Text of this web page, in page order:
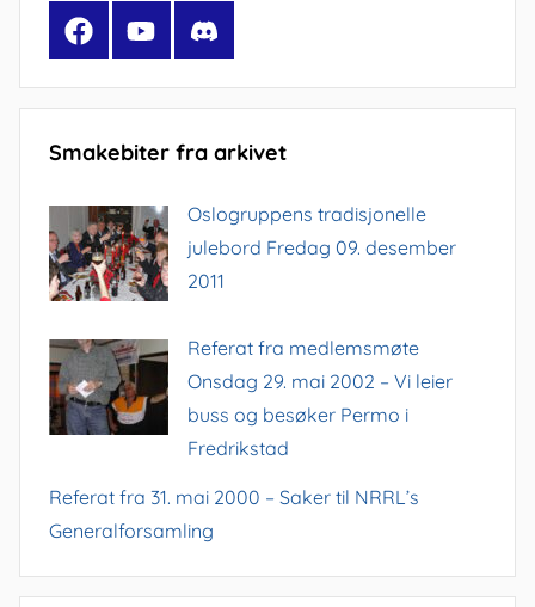
FacebookYouTubeDiscord
Smakebiter fra arkivet
Oslogruppens tradisjonelle
julebord Fredag 09. desember
2011
Referat fra medlemsmøte
Onsdag 29. mai 2002 – Vi leier
buss og besøker Permo i
Fredrikstad
Referat fra 31. mai 2000 – Saker til NRRL’s
Generalforsamling